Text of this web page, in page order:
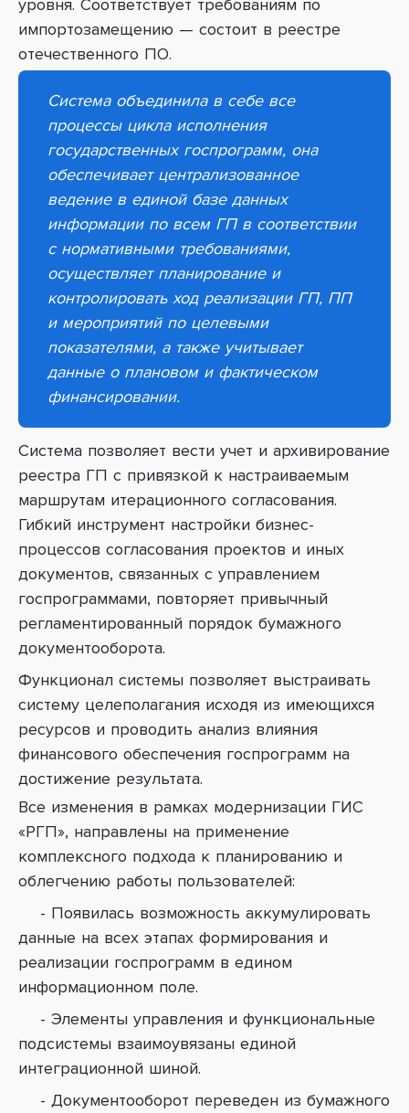
уровня. Соответствует требованиям по
импортозамещению — состоит в реестре
отечественного ПО.
Система объединила в себе все
процессы цикла исполнения
государственных госпрограмм, она
обеспечивает централизованное
ведение в единой базе данных
информации по всем ГП в соответствии
с нормативными требованиями,
осуществляет планирование и
контролировать ход реализации ГП, ПП
и мероприятий по целевыми
показателями, а также учитывает
данные о плановом и фактическом
финансировании.
Система позволяет вести учет и архивирование
реестра ГП с привязкой к настраиваемым
маршрутам итерационного согласования.
Гибкий инструмент настройки бизнес-
процессов согласования проектов и иных
документов, связанных с управлением
госпрограммами, повторяет привычный
регламентированный порядок бумажного
документооборота.
Функционал системы позволяет выстраивать
систему целеполагания исходя из имеющихся
ресурсов и проводить анализ влияния
финансового обеспечения госпрограмм на
достижение результата.
Все изменения в рамках модернизации ГИС
«РГП», направлены на применение
комплексного подхода к планированию и
облегчению работы пользователей:
- Появилась возможность аккумулировать
данные на всех этапах формирования и
реализации госпрограмм в едином
информационном поле.
- Элементы управления и функциональные
подсистемы взаимоувязаны единой
интеграционной шиной.
- Документооборот переведен из бумажного